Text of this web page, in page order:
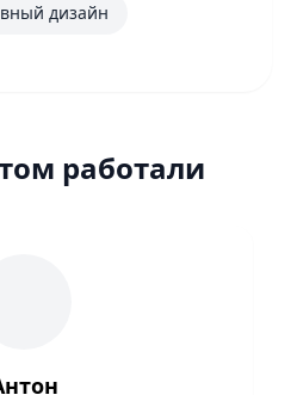
дизайн
работали